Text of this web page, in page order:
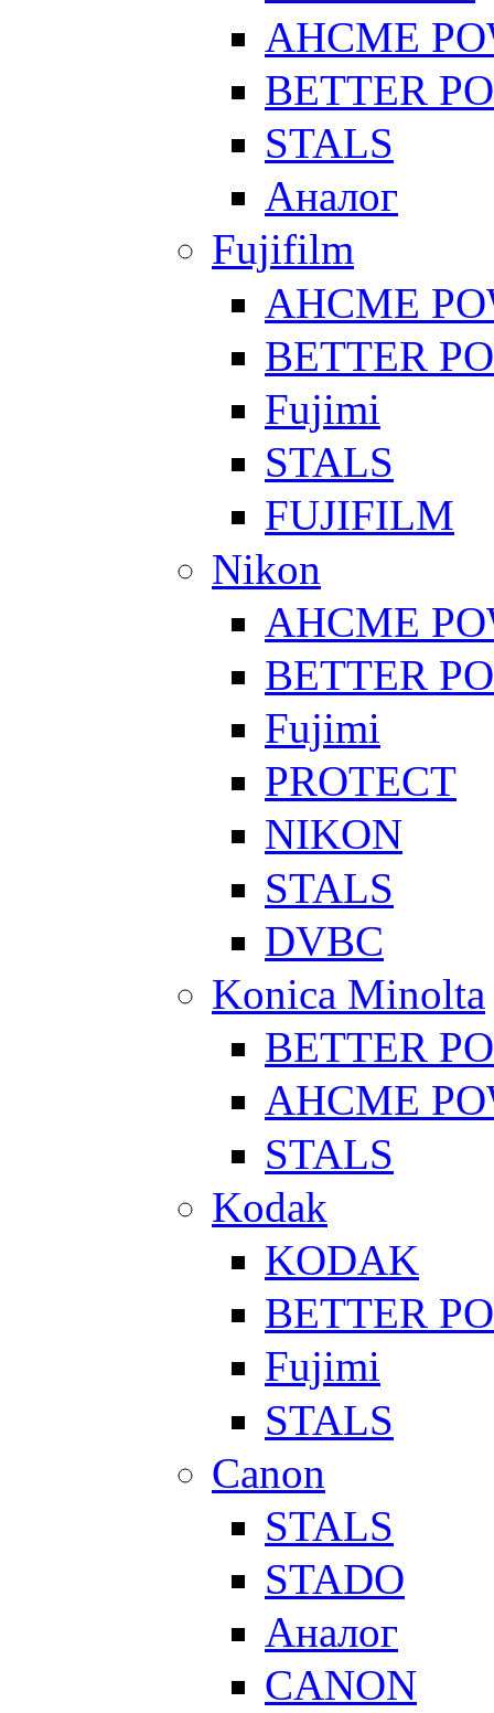
AHCME
BETTER
STALS
Аналог
Fujifilm
AHCME
BETTER
Fujimi
STALS
FUJIFILM
Nikon
AHCME
BETTER
Fujimi
PROTECT
NIKON
STALS
DVBC
Konica Minolta
BETTER
AHCME
STALS
Kodak
KODAK
BETTER
Fujimi
STALS
Canon
STALS
STADO
Аналог
CANON